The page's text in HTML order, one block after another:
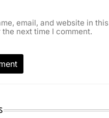
email, and website in this
next time I comment.